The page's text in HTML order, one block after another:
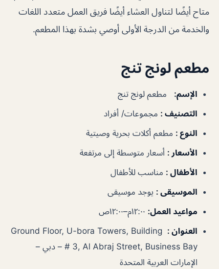
متاح أيضًا لتناول العشاء أيضًا فريق العمل متعدد اللغات
والخدمة من الدرجة الأولى أوصي بشدة بهذا المطعم.
مطعم لونج تنج
الإسم: مطعم لونج تنج
التصنيف : مجموعات/ أفراد
النوع : مطعم أكلات بحرية وصيتية
الأسعار : أسعار متوسطة إلى مرتفعة
الأطفال : مناسب للأطفال
الموسيقى : يوجد موسيقى
مواعيد العمل:
العنوان :
Ground Floor, U-bora Towers, Building
# 3, Al Abraj Street, Business Bay – دبي –
الإمارات العربية المتحدة